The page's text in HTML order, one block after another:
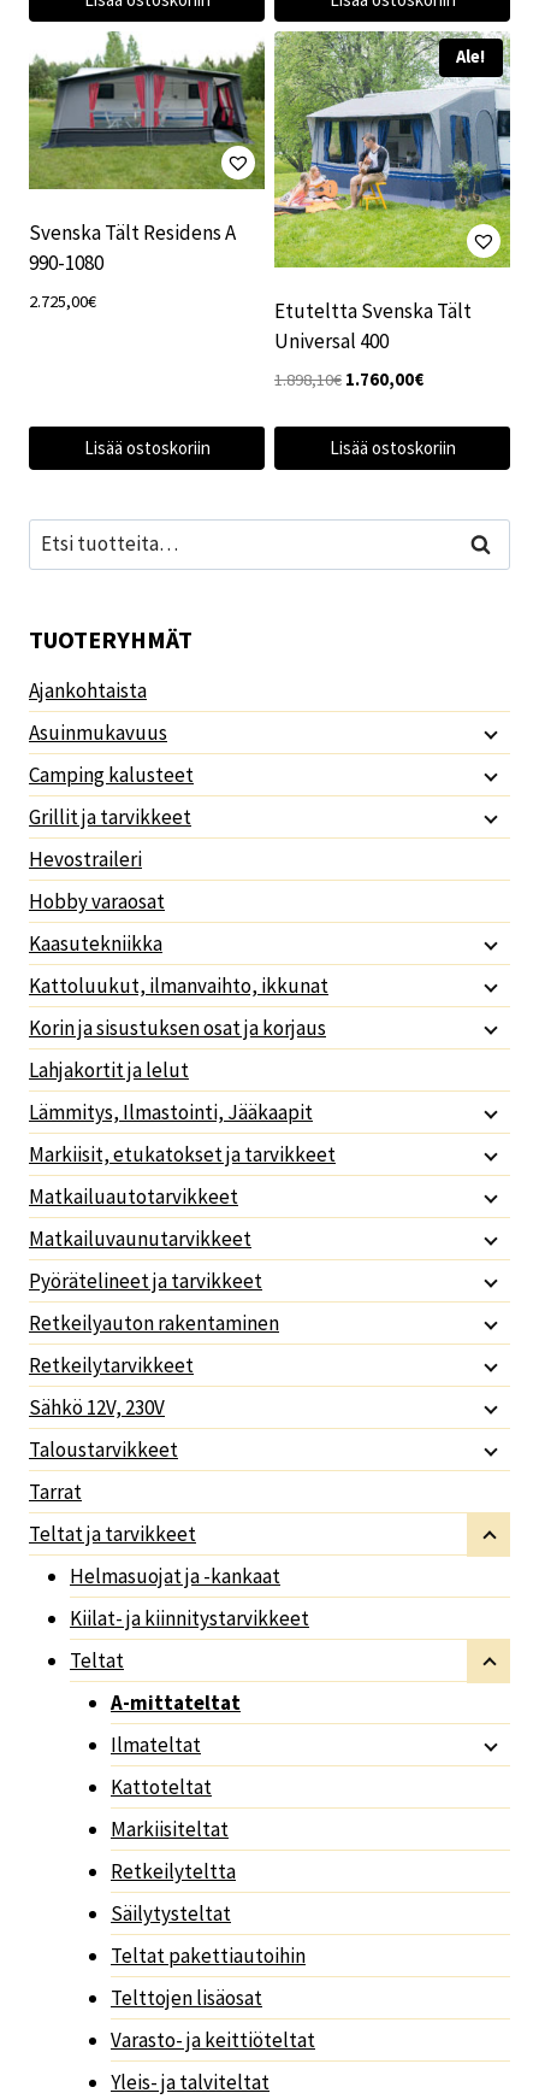
Svenska Tält Residens A
990-1080
2.725,00€
Lisää ostoskoriin
Ale!
Etuteltta Svenska Tält
Universal 400
1.898,10€ Alkuperäinen
oli:
1.898,10€.
1.760,00€Nykyinen
on:
1.760,00€.
Lisää ostoskoriin
Etsi: Haku
TUOTERYHMÄT
Ajankohtaista
Asuinmukavuus
Camping kalusteet
Grillit ja tarvikkeet
Hevostraileri
Hobby varaosat
Kaasutekniikka
Kattoluukut, ilmanvaihto, ikkunat
Korin ja sisustuksen osat ja korjaus
Lahjakortit ja lelut
Lämmitys, Ilmastointi, Jääkaapit
Markiisit, etukatokset ja tarvikkeet
Matkailuautotarvikkeet
Matkailuvaunutarvikkeet
Pyörätelineet ja tarvikkeet
Retkeilyauton rakentaminen
Retkeilytarvikkeet
Sähkö 12V, 230V
Taloustarvikkeet
Tarrat
Teltat ja tarvikkeet
Helmasuojat ja -kankaat
Kiilat- ja kiinnitystarvikkeet
Teltat
A-mittateltat
Ilmateltat
Kattoteltat
Markiisiteltat
Retkeilyteltta
Säilytysteltat
Teltat pakettiautoihin
Telttojen lisäosat
Varasto- ja keittiöteltat
Yleis- ja talviteltat